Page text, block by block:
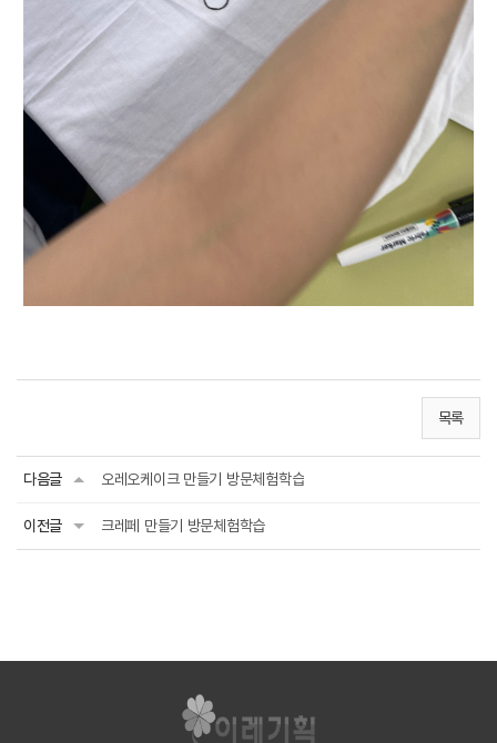
목록
다음글 오레오케이크 만들기 방문체험학습
이전글 크레페 만들기 방문체험학습